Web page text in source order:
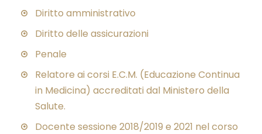
Diritto amministrativo
Diritto delle assicurazioni
Penale
Relatore ai corsi E.C.M. (Educazione Continua
in Medicina) accreditati dal Ministero della
Salute.
Docente sessione 2018/2019 e 2021 nel corso